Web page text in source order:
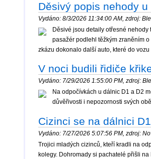
Děsivý popis nehody
Vydáno: 8/3/2026 11:34:00 AM, zdroj:
Děsivé jsou detaily otřesné
pasažér podlehl těžkým zraněním
zkázu dokonalo další auto, které do
V noci budili řidiče
Vydáno: 7/29/2026 1:55:00 PM, zdroj:
Na odpočívkách u dálnic D1 a D2
důvěřivosti i nepozornosti svých
Cizinci se na dálnici
Vydáno: 7/27/2026 5:07:56 PM, zdroj:
Trojici mladých cizinců, kteří kradli na
kolegy. Dohromady si pachatelé přišli